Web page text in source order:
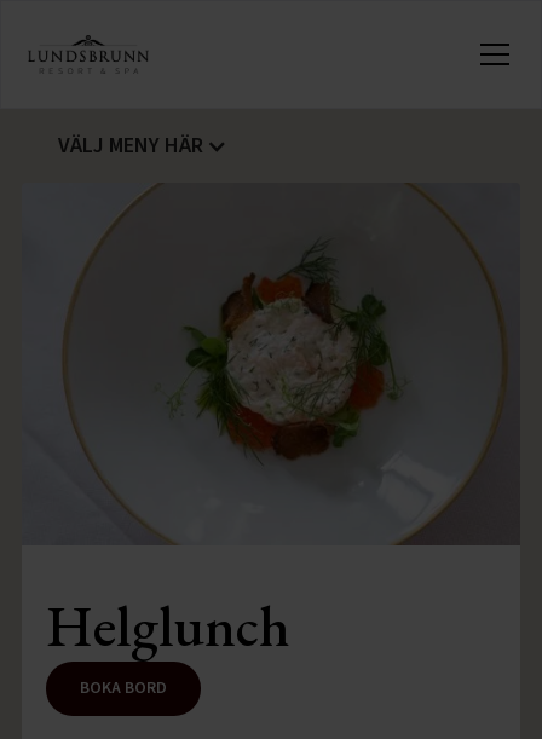
VÄLJ MENY HÄR
Helglunch
BOKA BORD